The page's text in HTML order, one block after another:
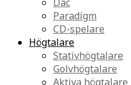
Paradigm
CD-spelare
Högtalare
Stativhögtalare
Golvhögtalare
Aktiva högtalare